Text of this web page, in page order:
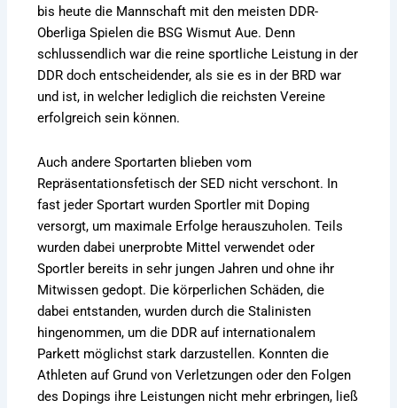
bis heute die Mannschaft mit den meisten DDR-
Oberliga Spielen die BSG Wismut Aue. Denn
schlussendlich war die reine sportliche Leistung in der
DDR doch entscheidender, als sie es in der BRD war
und ist, in welcher lediglich die reichsten Vereine
erfolgreich sein können.
Auch andere Sportarten blieben vom
Repräsentationsfetisch der SED nicht verschont. In
fast jeder Sportart wurden Sportler mit Doping
versorgt, um maximale Erfolge herauszuholen. Teils
wurden dabei unerprobte Mittel verwendet oder
Sportler bereits in sehr jungen Jahren und ohne ihr
Mitwissen gedopt. Die körperlichen Schäden, die
dabei entstanden, wurden durch die Stalinisten
hingenommen, um die DDR auf internationalem
Parkett möglichst stark darzustellen. Konnten die
Athleten auf Grund von Verletzungen oder den Folgen
des Dopings ihre Leistungen nicht mehr erbringen, ließ